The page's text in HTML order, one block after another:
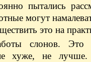
пытались
могут
это на
слонов. Это
хуже, не лучше.